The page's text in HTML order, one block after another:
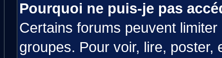
Pourquoi ne puis-je pas
Certains forums peuvent
groupes. Pour voir, lire,